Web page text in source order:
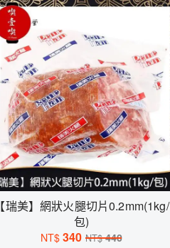
【瑞美】網狀火腿切片0.2mm(1kg/
包)
NT$ 340 NT$440